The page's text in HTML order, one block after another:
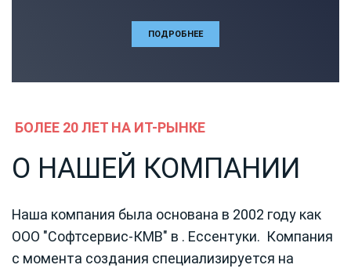
ПОДРОБНЕЕ
БОЛЕЕ 20 ЛЕТ НА ИТ-РЫНКЕ
О НАШЕЙ КОМПАНИИ
Наша компания была основана в 2002 году как
ООО "Софтсервис-КМВ" в . Ессентуки. Компания
с момента создания специализируется на